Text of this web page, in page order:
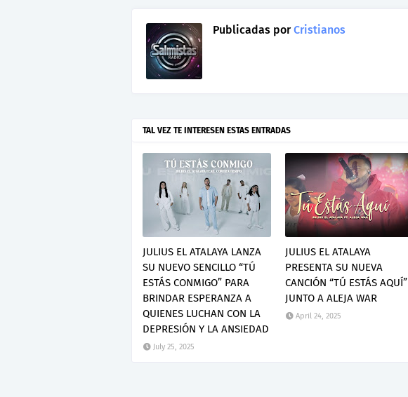
Publicadas porCristianos
TAL VEZ TE INTERESEN ESTAS ENTRADAS
JULIUS EL ATALAYA LANZA
SU NUEVO SENCILLO “TÚ
ESTÁS CONMIGO” PARA
BRINDAR ESPERANZA A
QUIENES LUCHAN CON LA
DEPRESIÓN Y LA ANSIEDAD
July 25, 2025
JULIUS EL ATALAYA
PRESENTA SU NUEVA
CANCIÓN “TÚ ESTÁS AQUÍ”
JUNTO A ALEJA WAR
April 24, 2025